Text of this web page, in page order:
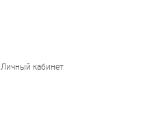
Личный кабинет